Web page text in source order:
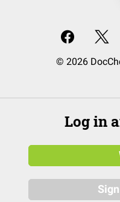
© 2026
Log in